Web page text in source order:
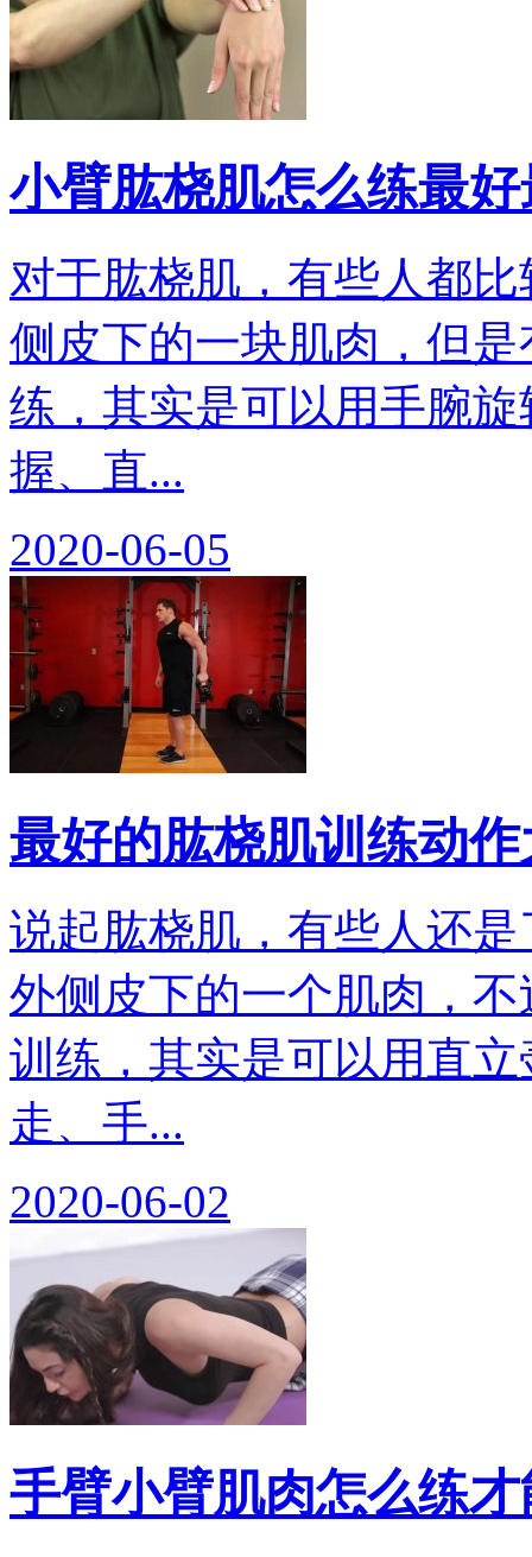
小臂肱桡肌怎么练最
对于肱桡肌，有些人都
侧皮下的一块肌肉，但
练，其实是可以用手腕
握、直...
2020-06-05
最好的肱桡肌训练动
说起肱桡肌，有些人还
外侧皮下的一个肌肉，
训练，其实是可以用直
走、手...
2020-06-02
手臂小臂肌肉怎么练